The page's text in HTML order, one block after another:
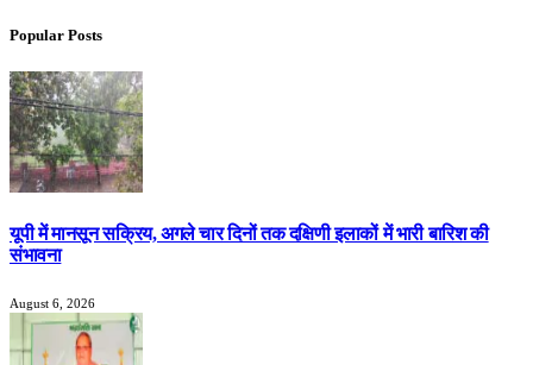
Popular Posts
यूपी में मानसून सक्रिय, अगले चार दिनों तक दक्षिणी इलाकों में भारी बारिश की
संभावना
August 6, 2026